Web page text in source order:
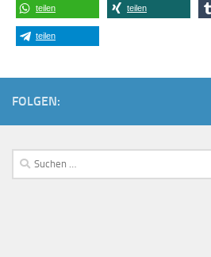
teilen teilen
teilen
FOLGEN:
Suchen
nach: